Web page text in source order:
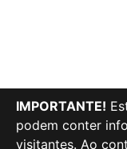
IMPORTANTE!
podem conter
visitantes. Ao